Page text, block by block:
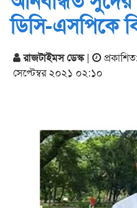
ডিসি-এসপিকে
রাজটাইমস ডেস্ক|
সেপ্টেম্বর ২০২১ ০২:১০